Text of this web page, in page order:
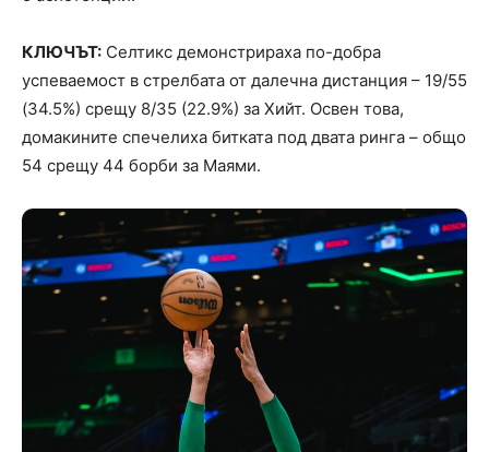
КЛЮЧЪТ: Селтикс демонстрираха по-добра
успеваемост в стрелбата от далечна дистанция – 19/55
(34.5%) срещу 8/35 (22.9%) за Хийт. Освен това,
домакините спечелиха битката под двата ринга – общо
54 срещу 44 борби за Маями.